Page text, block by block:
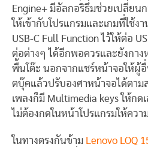
Engine+ มีอัลกอริธึ่มช่วยเปลี่ยน
ให้เข้ากับโปรแกรมและเกมที่ใช้ง
USB-C Full Function ไว้ให้ต่อ
ต่อต่างๆ ได้อีกพอควรและยังกา
พื้นโต๊ะ นอกจากแชร์หน้าจอให้ผู้
ตบุ๊คแล้วปรับองศาหน้าจอได้ตาม
เพลงก็มี Multimedia keys ให้ก
ไม่ต้องกดในหน้าโปรแกรมให้คว
ในทางตรงกันข้าม Lenovo LOQ